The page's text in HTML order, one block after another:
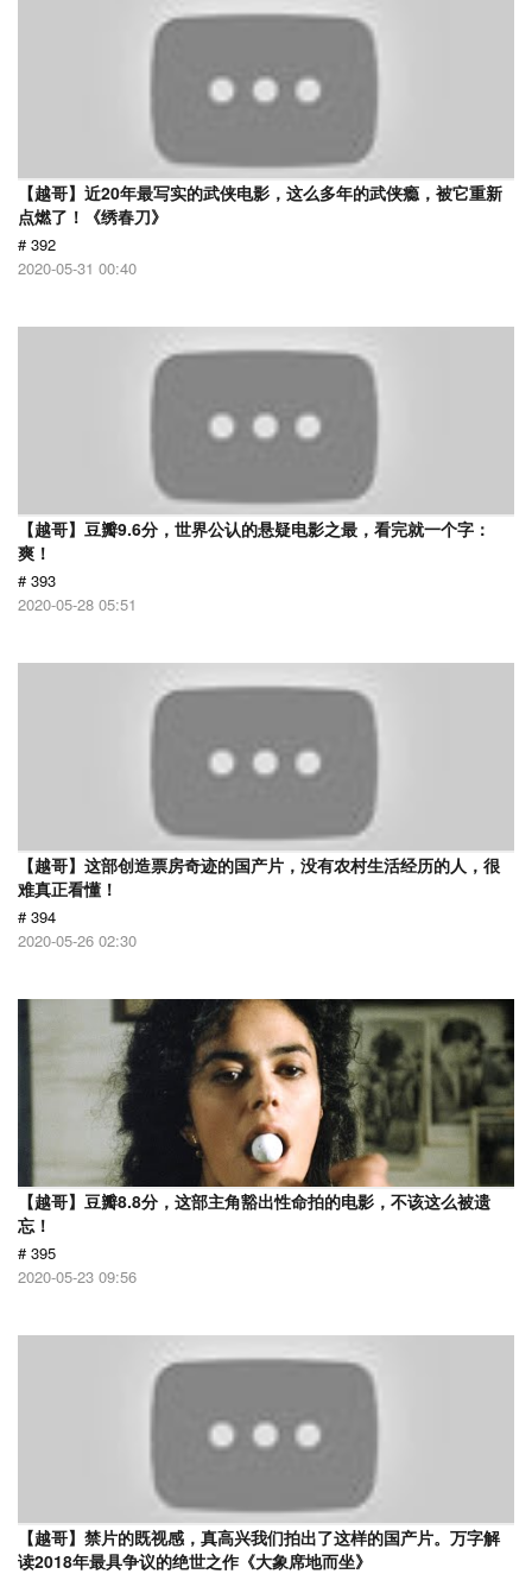
【越哥】近20年最写实的武侠电影，这么多年的武侠瘾，被它重新
点燃了！《绣春刀》
# 392
2020-05-31 00:40
【越哥】豆瓣9.6分，世界公认的悬疑电影之最，看完就一个字：
爽！
# 393
2020-05-28 05:51
【越哥】这部创造票房奇迹的国产片，没有农村生活经历的人，很
难真正看懂！
# 394
2020-05-26 02:30
【越哥】豆瓣8.8分，这部主角豁出性命拍的电影，不该这么被遗
忘！
# 395
2020-05-23 09:56
【越哥】禁片的既视感，真高兴我们拍出了这样的国产片。万字解
读2018年最具争议的绝世之作《大象席地而坐》